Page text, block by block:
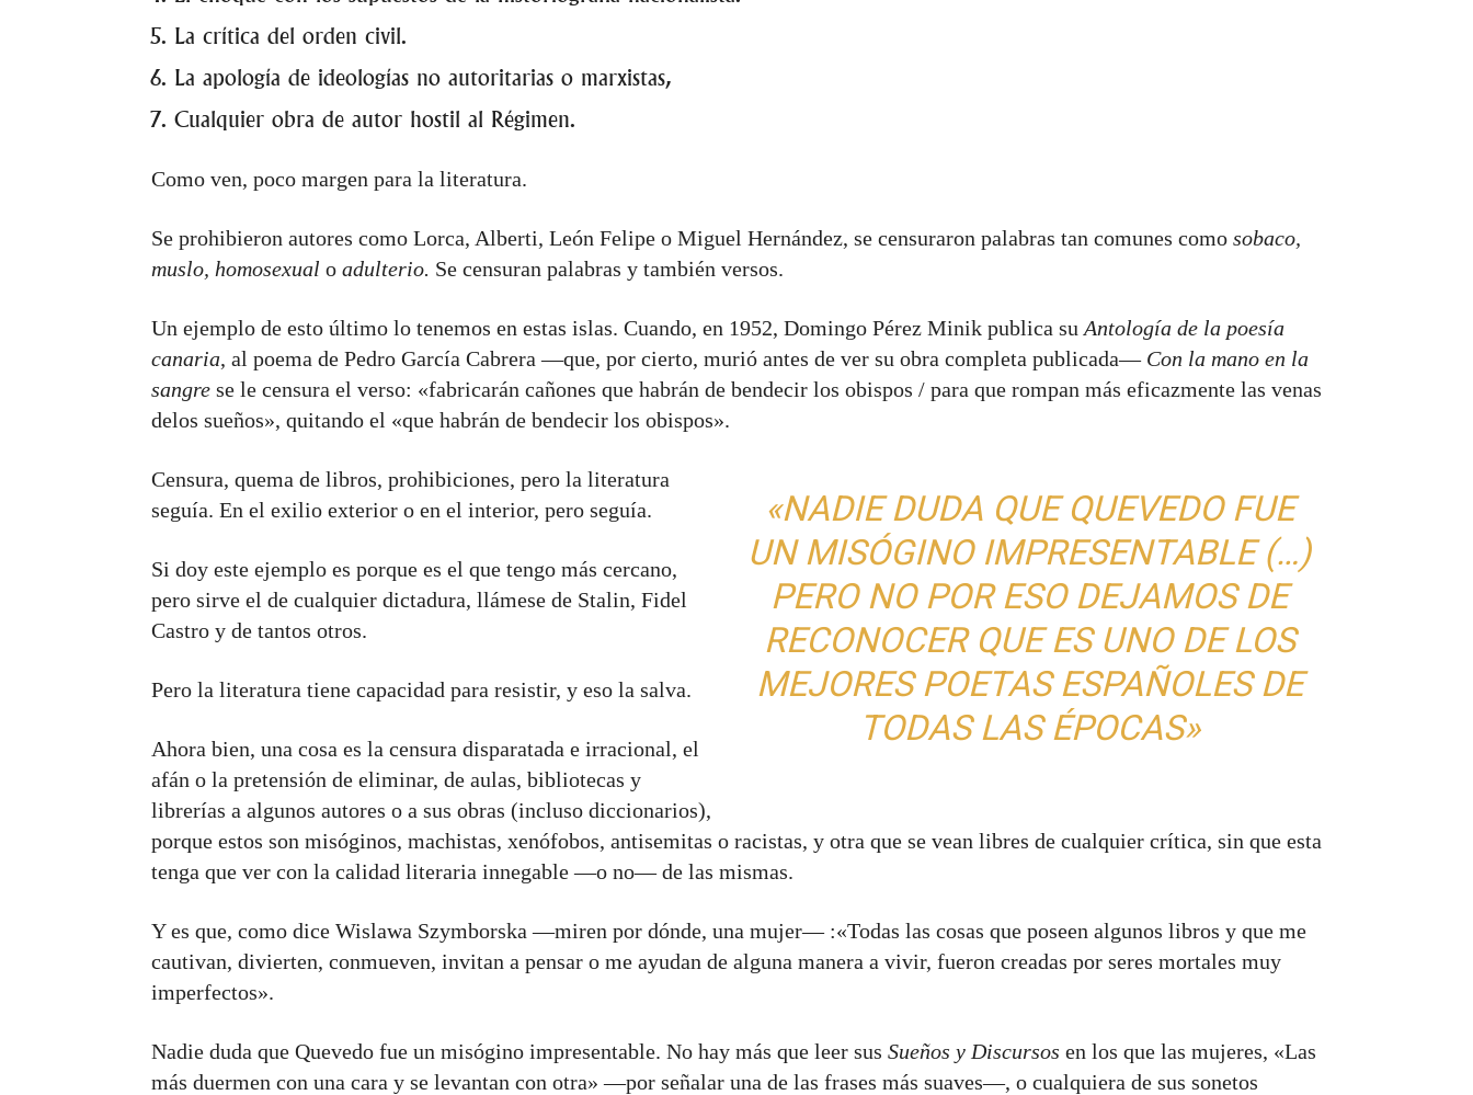
La crítica del orden civil.
La apología de ideologías no autoritarias o marxistas,
Cualquier obra de autor hostil al Régimen.
Como ven, poco margen para la literatura.
Se prohibieron autores como Lorca, Alberti, León Felipe o Miguel Hernández, se censuraron palabras tan comunes como sobaco,
muslo, homosexual o adulterio. Se censuran palabras y también versos.
Un ejemplo de esto último lo tenemos en estas islas. Cuando, en 1952, Domingo Pérez Minik publica su Antología de la poesía
canaria, al poema de Pedro García Cabrera —que, por cierto, murió antes de ver su obra completa publicada— Con la mano en la
sangre se le censura el verso: «fabricarán cañones que habrán de bendecir los obispos / para que rompan más eficazmente las venas
delos sueños», quitando el «que habrán de bendecir los obispos».
«NADIE DUDA QUE QUEVEDO FUE
UN MISÓGINO IMPRESENTABLE (…)
PERO NO POR ESO DEJAMOS DE
RECONOCER QUE ES UNO DE LOS
MEJORES POETAS ESPAÑOLES DE
TODAS LAS ÉPOCAS»
Censura, quema de libros, prohibiciones, pero la literatura
seguía. En el exilio exterior o en el interior, pero seguía.
Si doy este ejemplo es porque es el que tengo más cercano,
pero sirve el de cualquier dictadura, llámese de Stalin, Fidel
Castro y de tantos otros.
Pero la literatura tiene capacidad para resistir, y eso la salva.
Ahora bien, una cosa es la censura disparatada e irracional, el
afán o la pretensión de eliminar, de aulas, bibliotecas y
librerías a algunos autores o a sus obras (incluso diccionarios),
porque estos son misóginos, machistas, xenófobos, antisemitas o racistas, y otra que se vean libres de cualquier crítica, sin que esta
tenga que ver con la calidad literaria innegable —o no— de las mismas.
Y es que, como dice Wislawa Szymborska —miren por dónde, una mujer— :«Todas las cosas que poseen algunos libros y que me
cautivan, divierten, conmueven, invitan a pensar o me ayudan de alguna manera a vivir, fueron creadas por seres mortales muy
imperfectos».
Nadie duda que Quevedo fue un misógino impresentable. No hay más que leer sus Sueños y Discursos en los que las mujeres, «Las
más duermen con una cara y se levantan con otra» —por señalar una de las frases más suaves—, o cualquiera de sus sonetos